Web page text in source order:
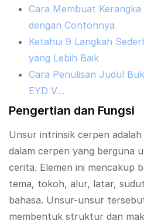
Cara Membuat
dengan Contohnya
Ketahui 9 Langkah
yang Lebih Baik
Cara Penulisan Judul
EYD V…
Pengertian dan Fungsi
Unsur intrinsik cerpen adalah
dalam cerpen yang berguna
cerita. Elemen ini mencakup
tema, tokoh, alur, latar,
bahasa. Unsur-unsur
membentuk struktur dan